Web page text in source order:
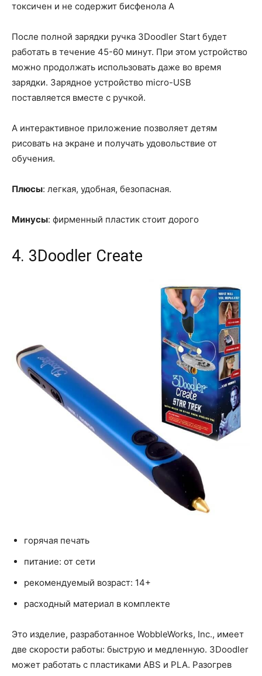
токсичен и не содержит бисфенола А
После полной зарядки ручка 3Doodler Start будет
работать в течение 45-60 минут. При этом устройство
можно продолжать использовать даже во время
зарядки. Зарядное устройство micro-USB
поставляется вместе с ручкой.
А интерактивное приложение позволяет детям
рисовать на экране и получать удовольствие от
обучения.
Плюсы: легкая, удобная, безопасная.
Минусы: фирменный пластик стоит дорого
4. 3Doodler Create
горячая печать
питание: от сети
рекомендуемый возраст: 14+
расходный материал в комплекте
Это изделие, разработанное WobbleWorks, Inc., имеет
две скорости работы: быструю и медленную. 3Doodler
может работать с пластиками ABS и PLA. Разогрев